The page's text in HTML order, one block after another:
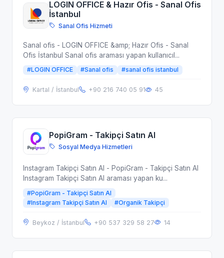
LOGIN OFFICE & Hazır Ofis - Sanal Ofis
İstanbul
Sanal Ofis Hizmeti
Sanal ofis - LOGIN OFFICE &amp; Hazır Ofis - Sanal
Ofis İstanbul Sanal ofis araması yapan kullanıcıl...
#LOGIN OFFICE #Sanal ofis #sanal ofis istanbul
Kartal / İstanbul +90 216 740 05 91 45
PopiGram - Takipçi Satın Al
Sosyal Medya Hizmetleri
Instagram Takipçi Satın Al - PopiGram - Takipçi Satın Al
Instagram Takipçi Satın Al araması yapan ku...
#PopiGram - Takipçi Satın Al
#Instagram Takipçi Satın Al
#Organik Takipçi
Beykoz / İstanbul +90 537 329 58 27 14